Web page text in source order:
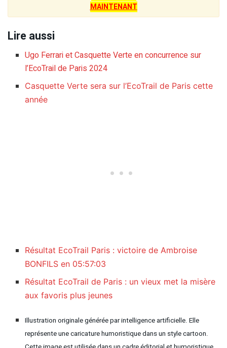
MAINTENANT
Lire aussi
Ugo Ferrari et Casquette Verte en concurrence sur
l’EcoTrail de Paris 2024
Casquette Verte sera sur l’EcoTrail de Paris cette
année
Résultat EcoTrail Paris : victoire de Ambroise
BONFILS en 05:57:03
Résultat EcoTrail de Paris : un vieux met la misère
aux favoris plus jeunes
Illustration originale générée par intelligence artificielle. Elle
représente une caricature humoristique dans un style cartoon.